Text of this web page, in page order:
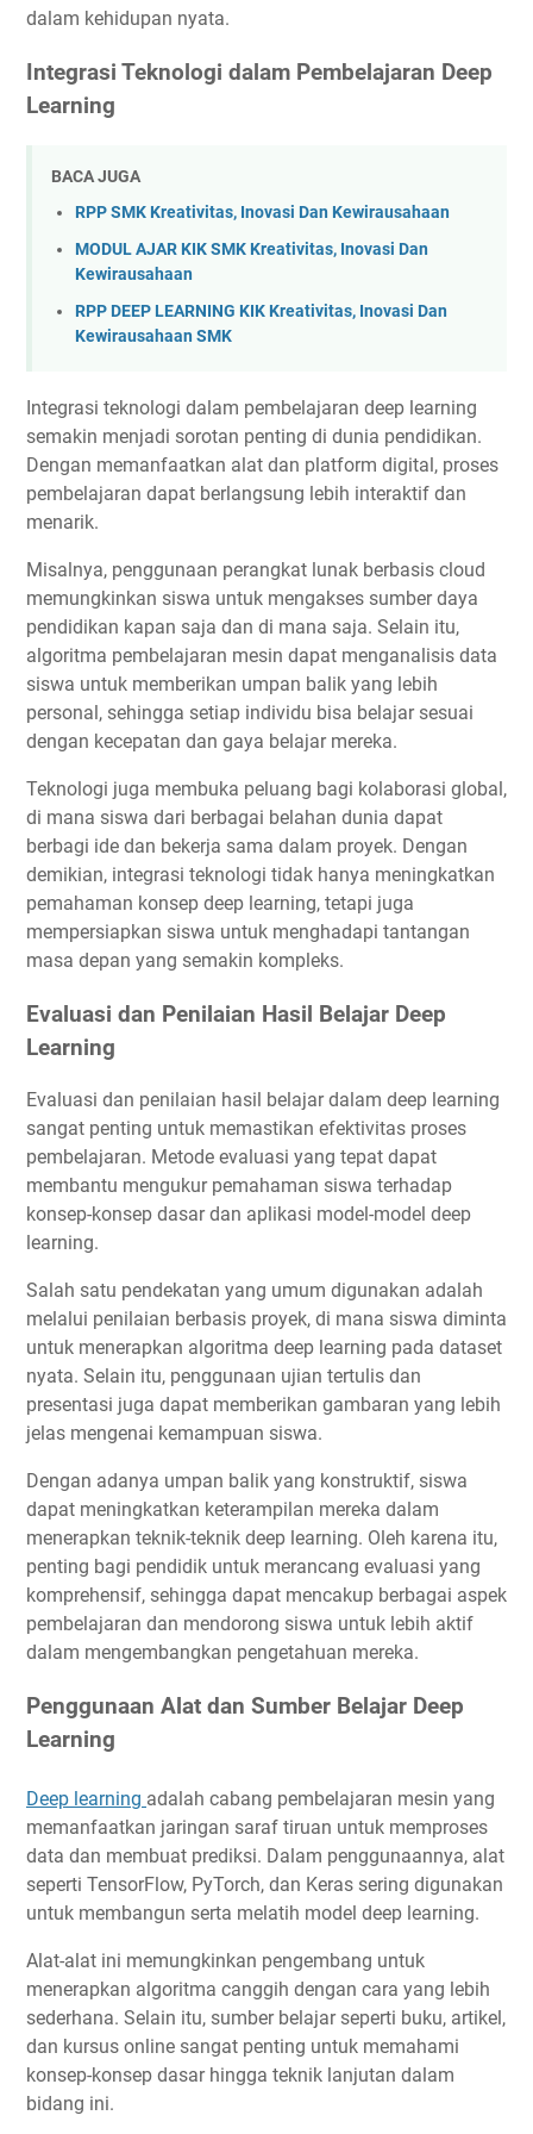
dalam kehidupan nyata.
Integrasi Teknologi dalam Pembelajaran Deep
Learning
BACA JUGA
RPP SMK Kreativitas, Inovasi Dan Kewirausahaan
MODUL AJAR KIK SMK Kreativitas, Inovasi Dan
Kewirausahaan
RPP DEEP LEARNING KIK Kreativitas, Inovasi Dan
Kewirausahaan SMK
Integrasi teknologi dalam pembelajaran deep learning
semakin menjadi sorotan penting di dunia pendidikan.
Dengan memanfaatkan alat dan platform digital, proses
pembelajaran dapat berlangsung lebih interaktif dan
menarik.
Misalnya, penggunaan perangkat lunak berbasis cloud
memungkinkan siswa untuk mengakses sumber daya
pendidikan kapan saja dan di mana saja. Selain itu,
algoritma pembelajaran mesin dapat menganalisis data
siswa untuk memberikan umpan balik yang lebih
personal, sehingga setiap individu bisa belajar sesuai
dengan kecepatan dan gaya belajar mereka.
Teknologi juga membuka peluang bagi kolaborasi global,
di mana siswa dari berbagai belahan dunia dapat
berbagi ide dan bekerja sama dalam proyek. Dengan
demikian, integrasi teknologi tidak hanya meningkatkan
pemahaman konsep deep learning, tetapi juga
mempersiapkan siswa untuk menghadapi tantangan
masa depan yang semakin kompleks.
Evaluasi dan Penilaian Hasil Belajar Deep
Learning
Evaluasi dan penilaian hasil belajar dalam deep learning
sangat penting untuk memastikan efektivitas proses
pembelajaran. Metode evaluasi yang tepat dapat
membantu mengukur pemahaman siswa terhadap
konsep-konsep dasar dan aplikasi model-model deep
learning.
Salah satu pendekatan yang umum digunakan adalah
melalui penilaian berbasis proyek, di mana siswa diminta
untuk menerapkan algoritma deep learning pada dataset
nyata. Selain itu, penggunaan ujian tertulis dan
presentasi juga dapat memberikan gambaran yang lebih
jelas mengenai kemampuan siswa.
Dengan adanya umpan balik yang konstruktif, siswa
dapat meningkatkan keterampilan mereka dalam
menerapkan teknik-teknik deep learning. Oleh karena itu,
penting bagi pendidik untuk merancang evaluasi yang
komprehensif, sehingga dapat mencakup berbagai aspek
pembelajaran dan mendorong siswa untuk lebih aktif
dalam mengembangkan pengetahuan mereka.
Penggunaan Alat dan Sumber Belajar Deep
Learning
Deep learning adalah cabang pembelajaran mesin yang
memanfaatkan jaringan saraf tiruan untuk memproses
data dan membuat prediksi. Dalam penggunaannya, alat
seperti TensorFlow, PyTorch, dan Keras sering digunakan
untuk membangun serta melatih model deep learning.
Alat-alat ini memungkinkan pengembang untuk
menerapkan algoritma canggih dengan cara yang lebih
sederhana. Selain itu, sumber belajar seperti buku, artikel,
dan kursus online sangat penting untuk memahami
konsep-konsep dasar hingga teknik lanjutan dalam
bidang ini.